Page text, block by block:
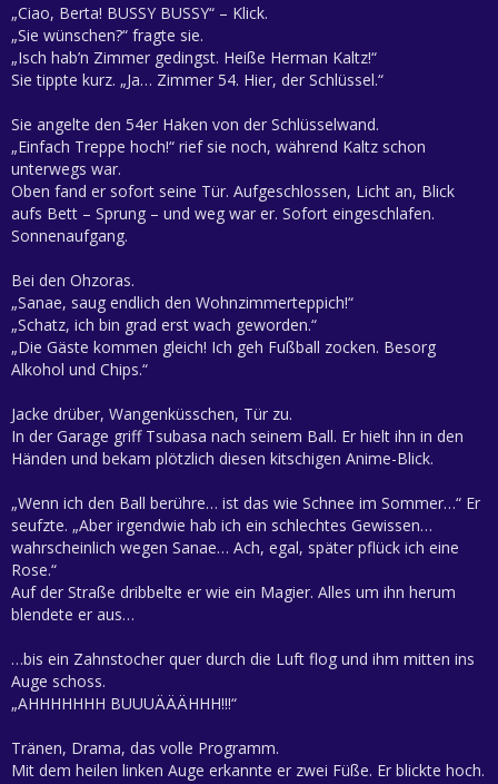
„Ciao, Berta! BUSSY BUSSY“ – Klick.
„Sie wünschen?“ fragte sie.
„Isch hab’n Zimmer gedingst. Heiße Herman Kaltz!“
Sie tippte kurz. „Ja… Zimmer 54. Hier, der Schlüssel.“
Sie angelte den 54er Haken von der Schlüsselwand.
„Einfach Treppe hoch!“ rief sie noch, während Kaltz schon
unterwegs war.
Oben fand er sofort seine Tür. Aufgeschlossen, Licht an, Blick
aufs Bett – Sprung – und weg war er. Sofort eingeschlafen.
Sonnenaufgang.
Bei den Ohzoras.
„Sanae, saug endlich den Wohnzimmerteppich!“
„Schatz, ich bin grad erst wach geworden.“
„Die Gäste kommen gleich! Ich geh Fußball zocken. Besorg
Alkohol und Chips.“
Jacke drüber, Wangenküsschen, Tür zu.
In der Garage griff Tsubasa nach seinem Ball. Er hielt ihn in den
Händen und bekam plötzlich diesen kitschigen Anime-Blick.
„Wenn ich den Ball berühre… ist das wie Schnee im Sommer…“ Er
seufzte. „Aber irgendwie hab ich ein schlechtes Gewissen…
wahrscheinlich wegen Sanae… Ach, egal, später pflück ich eine
Rose.“
Auf der Straße dribbelte er wie ein Magier. Alles um ihn herum
blendete er aus…
…bis ein Zahnstocher quer durch die Luft flog und ihm mitten ins
Auge schoss.
„AHHHHHHH BUUUÄÄÄHHH!!!“
Tränen, Drama, das volle Programm.
Mit dem heilen linken Auge erkannte er zwei Füße. Er blickte hoch.